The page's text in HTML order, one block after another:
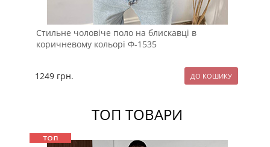
Стильне чоловіче поло на блискавці в
коричневому кольорі Ф-1535
1249 грн.
ТОП ТОВАРИ